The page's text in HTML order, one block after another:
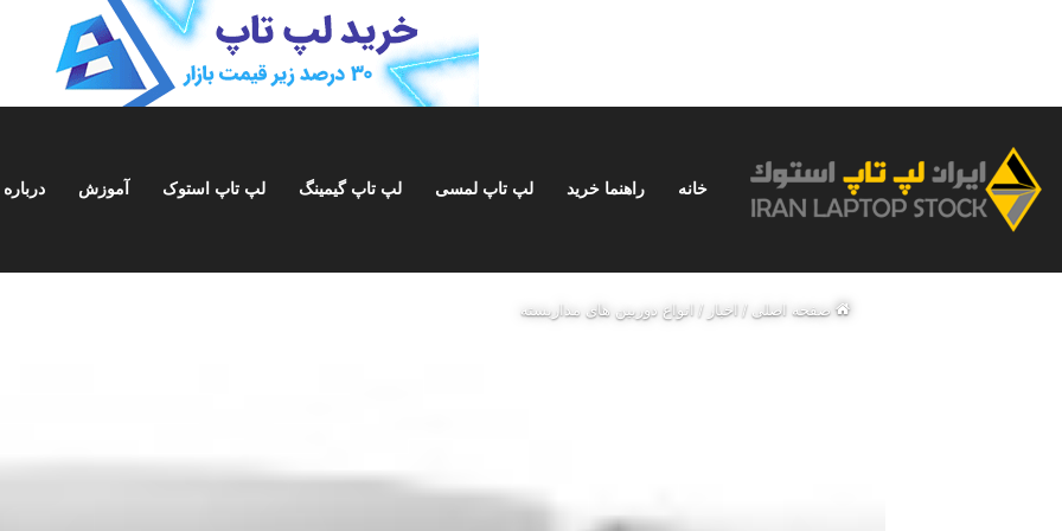
خانه راهنما خرید لپ تاپ لمسی لپ تاپ گیمینگ لپ تاپ استوک آموزش درباره
شنبه, مرداد 17 1405 خبر فوری نحوه استفاده از ChatGPT در ایران؛ راهنمای کامل و بدون دردسر
صفحه اصلی / اخبار / انواع دوربین های مداربسته